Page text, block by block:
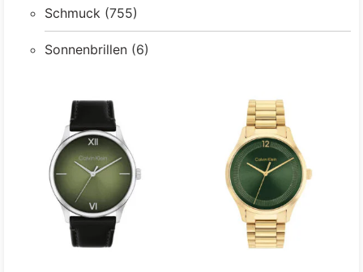
Schmuck (755)
Sonnenbrillen (6)